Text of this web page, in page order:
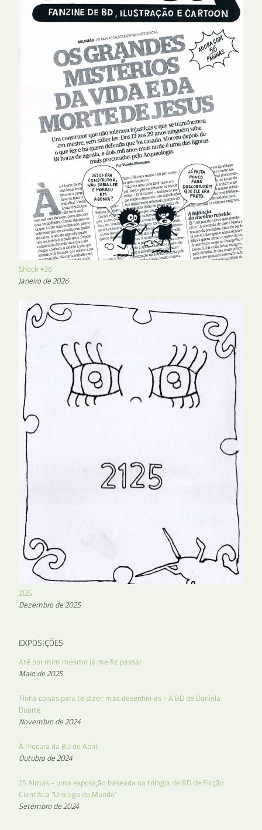
Shock #36
Janeiro de 2026
2125
Dezembro de 2025
EXPOSIÇÕES
Até por mim mesmo já me fiz passar
Maio de 2025
Tinha coisas para te dizer, mas desenhei-as – A BD de Daniela
Duarte
Novembro de 2024
À Procura da BD de Abril
Outubro de 2024
25 Almas – uma exposição baseada na trilogia de BD de Ficção
Científica “Umbigo do Mundo”
Setembro de 2024